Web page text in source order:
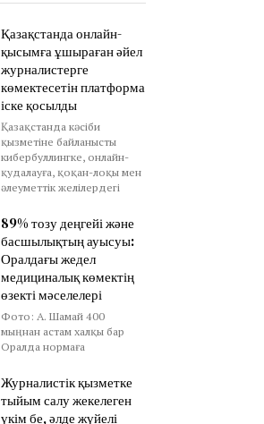
Қазақстанда онлайн-
қысымға ұшыраған әйел
журналистерге
көмектесетін платформа
іске қосылды
Қазақстанда кәсіби
қызметіне байланысты
кибербуллингке, онлайн-
қудалауға, қоқан-лоқы мен
әлеуметтік желілердегі
89% тозу деңгейі және
басшылықтың ауысуы:
Оралдағы жедел
медициналық көмектің
өзекті мәселелері
Фото: А. Шамай 400
мыңнан астам халқы бар
Оралда нормаға
Журналистік қызметке
тыйым салу жекелеген
үкім бе, әлде жүйелі